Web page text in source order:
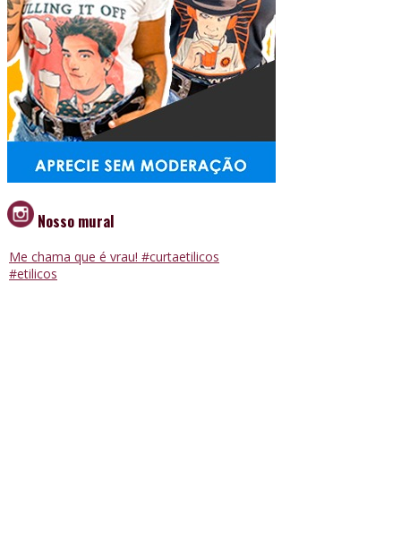
Nosso mural
Me chama que é vrau! #curtaetilicos
#etilicos